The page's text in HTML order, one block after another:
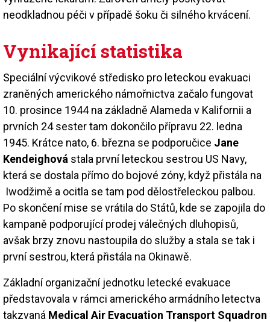
neodkladnou péči v případě šoku či silného krvácení.
Vynikající statistika
Speciální výcvikové středisko pro leteckou evakuaci
zraněných amerického námořnictva začalo fungovat
10. prosince 1944 na základně Alameda v Kalifornii a
prvních 24 sester tam dokončilo přípravu 22. ledna
1945. Krátce nato, 6. března se podporučice Jane
Kendeighová stala první leteckou sestrou US Navy,
která se dostala přímo do bojové zóny, když přistála na
Iwodžimě a ocitla se tam pod dělostřeleckou palbou.
Po skončení mise se vrátila do Států, kde se zapojila do
kampaně podporující prodej válečných dluhopisů,
avšak brzy znovu nastoupila do služby a stala se tak i
první sestrou, která přistála na Okinawě.
Základní organizační jednotku letecké evakuace
představovala v rámci amerického armádního letectva
takzvaná Medical Air Evacuation Transport Squadron